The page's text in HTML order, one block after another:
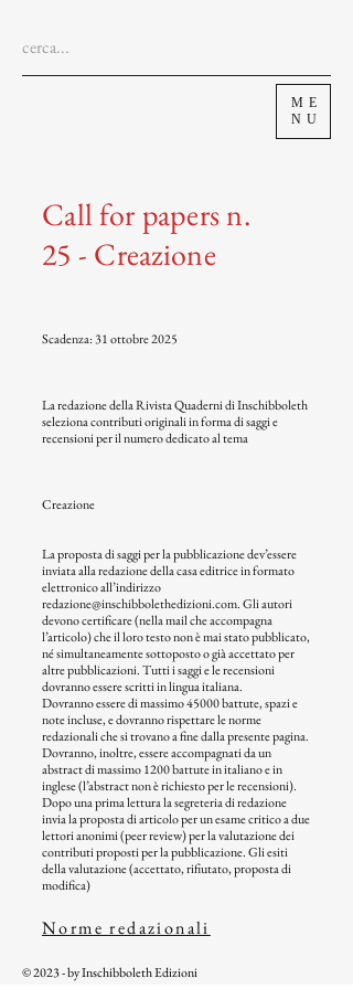
ME
NU
Call for papers n.
25 - Creazione
Scadenza: 31 ottobre 2025
La redazione della Rivista Quaderni di Inschibboleth
seleziona contributi originali in forma di saggi e
recensioni per il numero dedicato al tema
Creazione
La proposta di saggi per la pubblicazione dev’essere
inviata alla redazione della casa editrice in formato
elettronico all’indirizzo
redazione@inschibbolethedizioni.com. Gli autori
devono certificare (nella mail che accompagna
l’articolo) che il loro testo non è mai stato pubblicato,
né simultaneamente sottoposto o già accettato per
altre pubblicazioni. Tutti i saggi e le recensioni
dovranno essere scritti in lingua italiana.
Dovranno essere di massimo 45000 battute, spazi e
note incluse, e dovranno rispettare le norme
redazionali che si trovano a fine dalla presente pagina.
Dovranno, inoltre, essere accompagnati da un
abstract di massimo 1200 battute in italiano e in
inglese (l’abstract non è richiesto per le recensioni).
Dopo una prima lettura la segreteria di redazione
invia la proposta di articolo per un esame critico a due
lettori anonimi (peer review) per la valutazione dei
contributi proposti per la pubblicazione. Gli esiti
della valutazione (accettato, rifiutato, proposta di
modifica)
Norme redazionali
© 2023 - by Inschibboleth Edizioni